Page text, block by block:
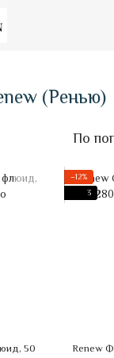
(Ренью)
По
50
−12%
3
Renew